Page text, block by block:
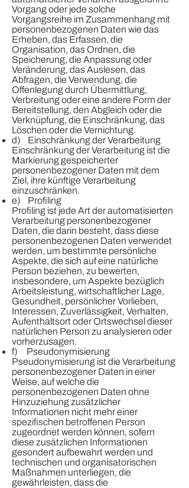
Vorgang oder jede solche
Vorgangsreihe im Zusammenhang mit
personenbezogenen Daten wie das
Erheben, das Erfassen, die
Organisation, das Ordnen, die
Speicherung, die Anpassung oder
Veränderung, das Auslesen, das
Abfragen, die Verwendung, die
Offenlegung durch Übermittlung,
Verbreitung oder eine andere Form der
Bereitstellung, den Abgleich oder die
Verknüpfung, die Einschränkung, das
Löschen oder die Vernichtung.
d) Einschränkung der Verarbeitung
Einschränkung der Verarbeitung ist die
Markierung gespeicherter
personenbezogener Daten mit dem
Ziel, ihre künftige Verarbeitung
einzuschränken.
e) Profiling
Profiling ist jede Art der automatisierten
Verarbeitung personenbezogener
Daten, die darin besteht, dass diese
personenbezogenen Daten verwendet
werden, um bestimmte persönliche
Aspekte, die sich auf eine natürliche
Person beziehen, zu bewerten,
insbesondere, um Aspekte bezüglich
Arbeitsleistung, wirtschaftlicher Lage,
Gesundheit, persönlicher Vorlieben,
Interessen, Zuverlässigkeit, Verhalten,
Aufenthaltsort oder Ortswechsel dieser
natürlichen Person zu analysieren oder
vorherzusagen.
f) Pseudonymisierung
Pseudonymisierung ist die Verarbeitung
personenbezogener Daten in einer
Weise, auf welche die
personenbezogenen Daten ohne
Hinzuziehung zusätzlicher
Informationen nicht mehr einer
spezifischen betroffenen Person
zugeordnet werden können, sofern
diese zusätzlichen Informationen
gesondert aufbewahrt werden und
technischen und organisatorischen
Maßnahmen unterliegen, die
gewährleisten, dass die